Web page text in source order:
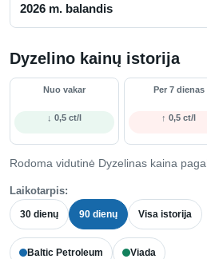
2026 m. balandis
Dyzelino kainų istorija
Nuo vakar
↓ 0,5 ct/l
Per 7 dienas
↑ 0,5 ct/l
Rodoma vidutinė Dyzelinas kaina
Laikotarpis:
30 dienų 90 dienų Visa istorija
Baltic Petroleum Viada